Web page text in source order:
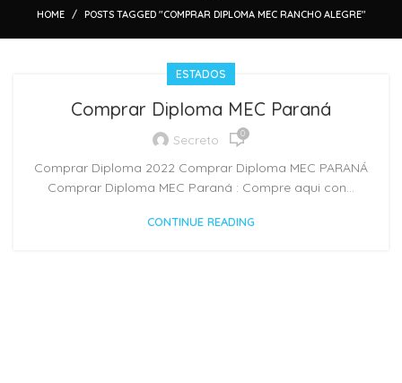
HOME POSTS TAGGED "COMPRAR DIPLOMA MEC RANCHO ALEGRE"
ESTADOS
Comprar Diploma MEC Paraná
Secreto 0
Comprar Diploma 2022 Comprar Diploma MEC PARANÁ
Comprar Diploma MEC Paraná : Compre aqui con...
CONTINUE READING